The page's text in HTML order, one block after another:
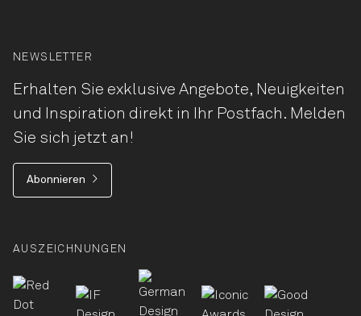
NEWSLETTER
Erhalten Sie exklusive Angebote, Neuigkeiten
und Inspiration direkt in Ihr Postfach. Melden
Sie sich jetzt an!
Abonnieren
AUSZEICHNUNGEN